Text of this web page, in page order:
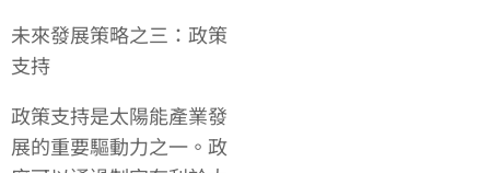
未來發展策略之三：政策
支持
政策支持是太陽能產業發
展的重要驅動力之一。政